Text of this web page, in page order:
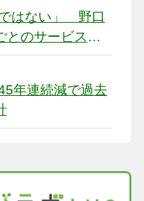
はない」 野口
とのサービス基
年連続減で過去